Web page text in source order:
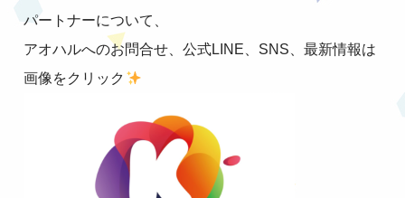
パートナーについて、
アオハルへのお問合せ、公式LINE、SNS、最新情報は
画像をクリック